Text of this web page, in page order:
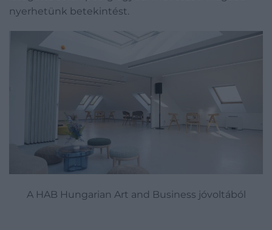
nyerhetünk betekintést.
A HAB Hungarian Art and Business jóvoltából